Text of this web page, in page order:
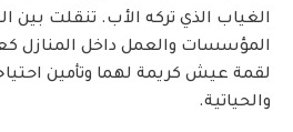
الغياب الذي تركه الأب. تنقلت بين
المؤسسات والعمل داخل المنازل
لقمة عيش كريمة لهما وتأمين
والحياتية.